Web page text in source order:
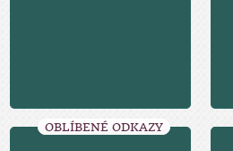
OBLÍBENÉ ODKAZY